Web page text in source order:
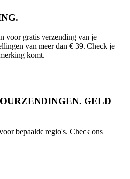
voor gratis verzending van je
van meer dan € 39. Check je
komt.
GELD
bepaalde regio's. Check ons